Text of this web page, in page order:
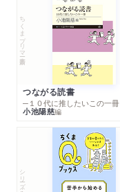
ちくまプリマー新書
つながる読書
─１０代に推したいこの一冊
小池陽慈編
シリーズ・全集